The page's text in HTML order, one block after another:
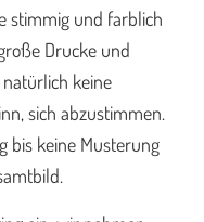
stimmig und farblich
Drucke und
keine
sich abzustimmen.
bis keine Musterung